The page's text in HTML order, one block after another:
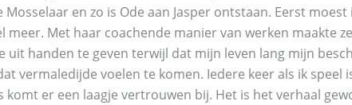
Mosselaar en zo is Ode aan Jasper ontstaan. Eerst
meer. Met haar coachende manier van werken maakte
uit handen te geven terwijl dat mijn leven lang mijn
vermaledijde voelen te komen. Iedere keer als ik speel
komt er een laagje vertrouwen bij. Het is het verhaal